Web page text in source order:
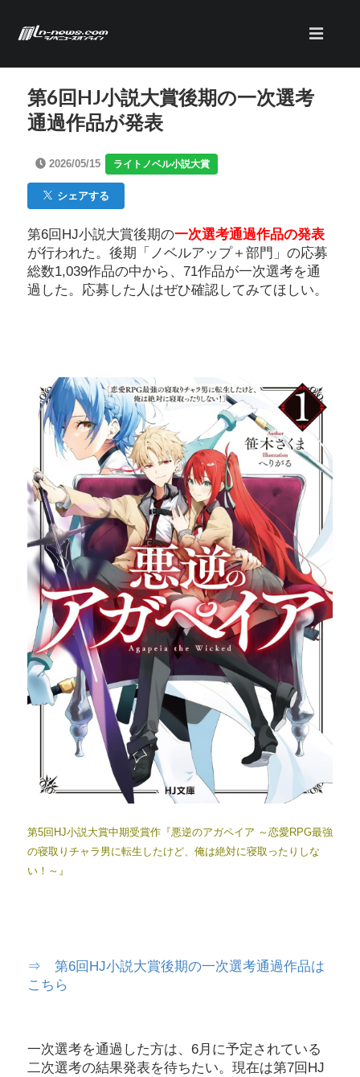
第6回HJ小説大賞後期の一次選考
通過作品が発表
2026/05/15 ライトノベル小説大賞
シェアする
第6回HJ小説大賞後期の一次選考通過作品の発表
が行われた。後期「ノベルアップ＋部門」の応募
総数1,039作品の中から、71作品が一次選考を通
過した。応募した人はぜひ確認してみてほしい。
第5回HJ小説大賞中期受賞作『悪逆のアガペイア ～恋愛RPG最強
の寝取りチャラ男に転生したけど、俺は絶対に寝取ったりしな
い！～』
⇒ 第6回HJ小説大賞後期の一次選考通過作品は
こちら
一次選考を通過した方は、6月に予定されている
二次選考の結果発表を待ちたい。現在は第7回HJ